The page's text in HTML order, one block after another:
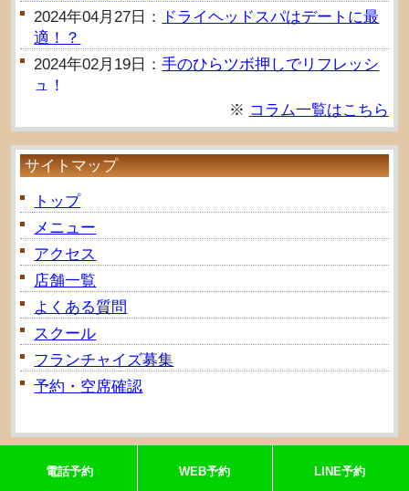
電話予約 WEB予約 LINE予約
2024年04月27日：
ドライヘッドスパはデートに最
適！？
2024年02月19日：手のひらツボ押しでリフレッシ
ュ！
ドライヘッドスパで頭の凝りは
とれる？
2023年11月30日：【スクール生募集中！】ドライ
ヘッドスパスクール選びのポイント
2023年11月29日：
募集
2023年10月15日：
ドスパ後に体調が悪くなった、、、】
2023年09月15日：
ヘッドスパに期待できる効果 Part2
※ コラム一覧はこちら
サイトマップ
トップ
メニュー
アクセス
店舗一覧
よくある質問
スクール
フランチャイズ募集
予約・空席確認
Copyright © 2026 とうみんの森 広島駅前店｜広島のドライヘッ